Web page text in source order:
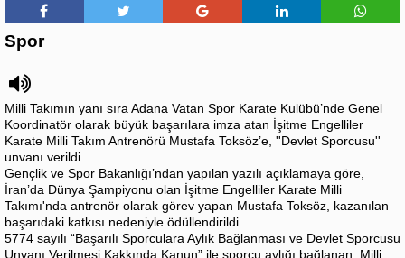
Spor
Milli Takımın yanı sıra Adana Vatan Spor Karate Kulübü’nde Genel
Koordinatör olarak büyük başarılara imza atan İşitme Engelliler
Karate Milli Takım Antrenörü Mustafa Toksöz’e, ''Devlet Sporcusu''
unvanı verildi.
Gençlik ve Spor Bakanlığı’ndan yapılan yazılı açıklamaya göre,
İran’da Dünya Şampiyonu olan İşitme Engelliler Karate Milli
Takımı'nda antrenör olarak görev yapan Mustafa Toksöz, kazanılan
başarıdaki katkısı nedeniyle ödüllendirildi.
5774 sayılı “Başarılı Sporculara Aylık Bağlanması ve Devlet Sporcusu
Unvanı Verilmesi Kakkında Kanun” ile sporcu aylığı bağlanan, Milli